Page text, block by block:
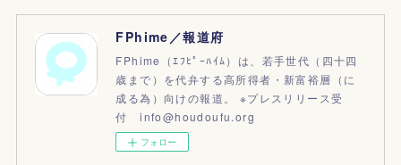
FPhime／報道府
FPhime（ｴﾌﾋﾟｰﾊｲﾑ）は、若手世代（四十四
歳まで）を代弁する高所得者・新富裕層（に
成る為）向けの報道。 ※プレスリリース受
付 info@houdoufu.org
フォロー